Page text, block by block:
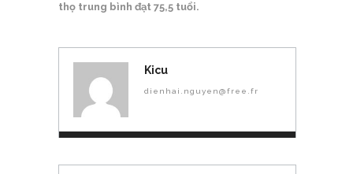
thọ trung bình đạt 75,5 tuổi.
Kicu
dienhai.nguyen@free.fr